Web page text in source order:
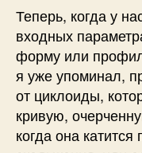
Теперь, когда у
входных
форму или
я уже упоминал,
от циклоиды,
кривую,
когда она